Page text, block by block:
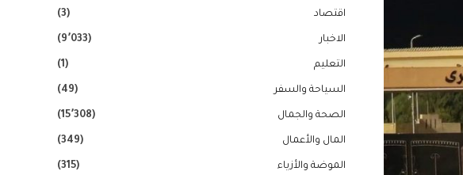
اقتصاد (3)
الاخبار (9٬033)
التعليم (1)
السياحة والسفر (49)
الصحة والجمال (15٬308)
المال والأعمال (349)
الموضة والأزياء (315)